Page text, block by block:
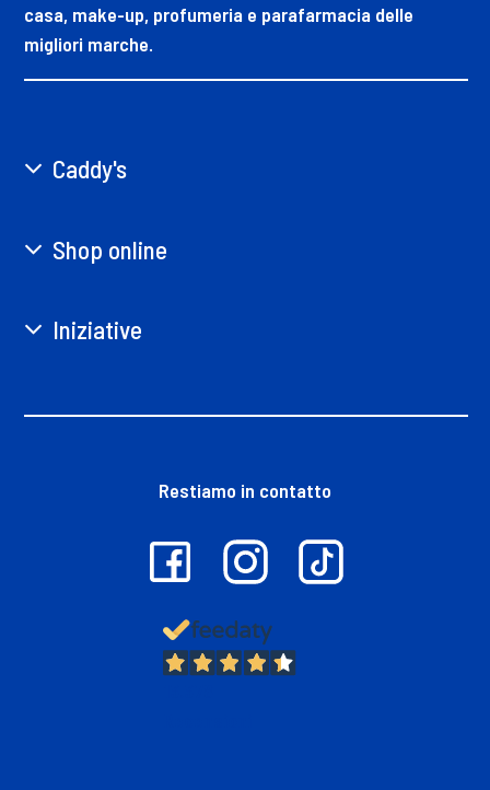
casa, make-up, profumeria e parafarmacia delle
migliori marche.
Caddy's
Shop online
Iniziative
Restiamo in contatto